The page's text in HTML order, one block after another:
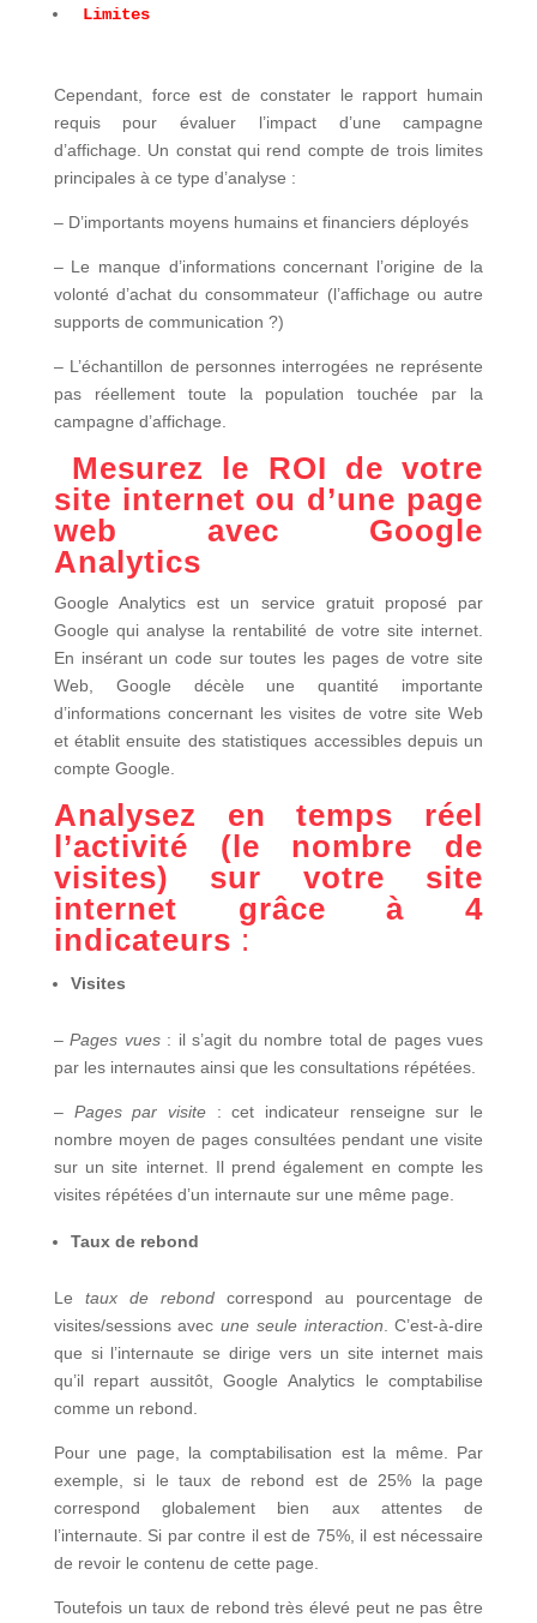
Limites
Cependant, force est de constater le rapport humain
requis pour évaluer l’impact d’une campagne
d’affichage. Un constat qui rend compte de trois limites
principales à ce type d’analyse :
– D’importants moyens humains et financiers déployés
– Le manque d’informations concernant l’origine de la
volonté d’achat du consommateur (l’affichage ou autre
supports de communication ?)
– L’échantillon de personnes interrogées ne représente
pas réellement toute la population touchée par la
campagne d’affichage.
Mesurez le ROI de votre
site internet ou d’une page
web avec Google
Analytics
Google Analytics est un service gratuit proposé par
Google qui analyse la rentabilité de votre site internet.
En insérant un code sur toutes les pages de votre site
Web, Google décèle une quantité importante
d’informations concernant les visites de votre site Web
et établit ensuite des statistiques accessibles depuis un
compte Google.
Analysez en temps réel
l’activité (le nombre de
visites) sur votre site
internet grâce à 4
indicateurs :
Visites
–Pages vues: il s’agit du nombre total de pages vues
par les internautes ainsi que les consultations répétées.
– Pages par visite: cet indicateur renseigne sur le
nombre moyen de pages consultées pendant une visite
sur un site internet. Il prend également en compte les
visites répétées d’un internaute sur une même page.
Taux de rebond
Le taux de rebondcorrespond au pourcentage de
visites/sessions avecune seule interaction . C’est-à-dire
que si l’internaute se dirige vers un site internet mais
qu’il repart aussitôt, Google Analytics le comptabilise
comme un rebond.
Pour une page, la comptabilisation est la même. Par
exemple, si le taux de rebond est de 25% la page
correspond globalement bien aux attentes de
l’internaute. Si par contre il est de 75%, il est nécessaire
de revoir le contenu de cette page.
Toutefois un taux de rebond très élevé peut ne pas être